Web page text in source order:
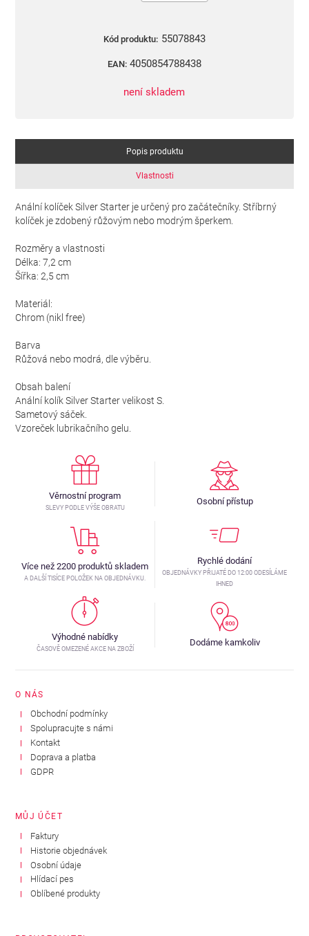
Kód produktu: 55078843
EAN: 4050854788438
není skladem
Popis produktu
Vlastnosti
Anální kolíček Silver Starter je určený pro začátečníky. Stříbrný
kolíček je zdobený růžovým nebo modrým šperkem.
Rozměry a vlastnosti
Délka: 7,2 cm
Šířka: 2,5 cm
Materiál:
Chrom (nikl free)
Barva
Růžová nebo modrá, dle výběru.
Obsah balení
Anální kolík Silver Starter velikost S.
Sametový sáček.
Vzoreček lubrikačního gelu.
Věrnostní program
SLEVY PODLE VÝŠE OBRATU
Osobní přístup
Více než 2200 produktů skladem
A DALŠÍ TISÍCE POLOŽEK NA OBJEDNÁVKU.
Rychlé dodání
OBJEDNÁVKY PŘIJATÉ DO 12:00 ODESÍLÁME
IHNED
Výhodné nabídky
ČASOVĚ OMEZENÉ AKCE NA ZBOŽÍ
Dodáme kamkoliv
O NÁS
Obchodní podmínky
Spolupracujte s námi
Kontakt
Doprava a platba
GDPR
MŮJ ÚČET
Faktury
Historie objednávek
Osobní údaje
Hlídací pes
Oblíbené produkty